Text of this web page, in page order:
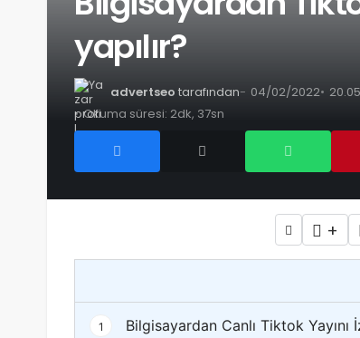
yapılır?
advertseo tarafından 04/02/2022
Okuma süresi: 2dk, 37sn
+
1 Bilgisayardan Canlı Tiktok Yayını